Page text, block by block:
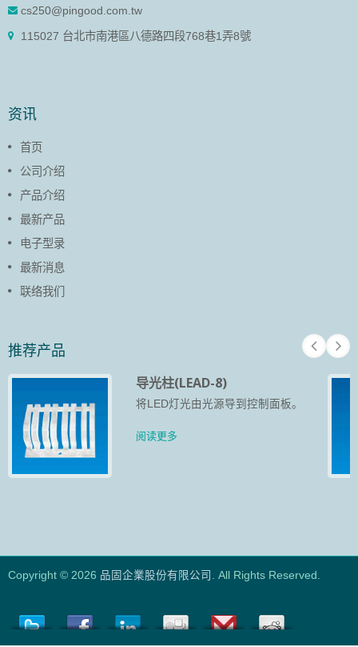
cs250@pingood.com.tw
115027 台北市南港區八德路四段768巷1弄8號
资讯
首页
公司介绍
产品介绍
最新产品
电子型录
最新消息
联络我们
推荐产品
导光柱(LEAD-8)
将LED灯光由光源导到控制面板。
阅读更多
Copyright © 2026 品固企業股份有限公司 . All Rights Reserved.